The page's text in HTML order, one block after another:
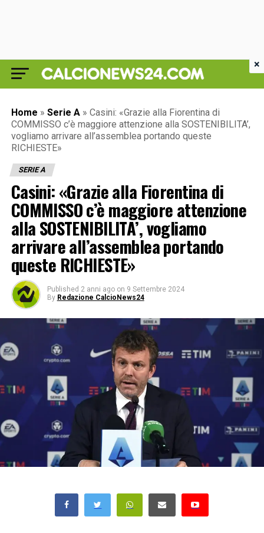
Home » Serie A » Casini: «Grazie alla Fiorentina di
COMMISSO c’è maggiore attenzione alla SOSTENIBILITA’,
vogliamo arrivare all’assemblea portando queste
RICHIESTE»
SERIE A
Casini: «Grazie alla Fiorentina di
COMMISSO c’è maggiore attenzione
alla SOSTENIBILITA’, vogliamo
arrivare all’assemblea portando
queste RICHIESTE»
Published 2 anni ago on 9 Settembre 2024
By Redazione CalcioNews24
×